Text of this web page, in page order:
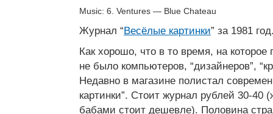
Music: 6. Ventures — Blue Chateau
Журнал “Весёлые картинки” за 1981
Как хорошо, что в то время, на
не было компьютеров, “дизайнеров”,
Недавно в магазине полистал
картинки”. Стоит журнал рублей 30-40
бабами стоит дешевле). Половина